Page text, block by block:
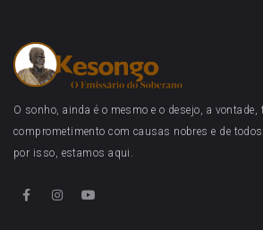
O sonho, ainda é o mesmo e o desejo, a vontade,
comprometimento com causas nobres e de
por isso, estamos aqui.